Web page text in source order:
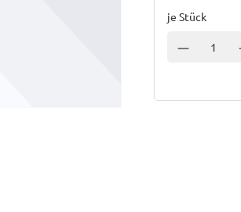
je Stück
Anzahl